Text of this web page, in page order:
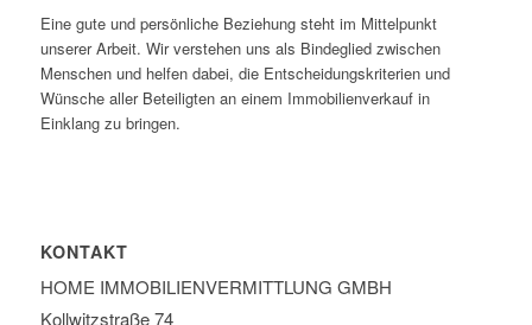
Eine gute und persönliche Beziehung steht im Mittelpunkt
unserer Arbeit. Wir verstehen uns als Bindeglied zwischen
Menschen und helfen dabei, die Entscheidungskriterien und
Wünsche aller Beteiligten an einem Immobilienverkauf in
Einklang zu bringen.
KONTAKT
HOME IMMOBILIEN­VERMITTLUNG GMBH
Kollwitzstraße 74